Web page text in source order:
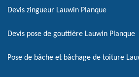
Devis zingueur Lauwin Planque
Devis pose de gouttière Lauwin Planque
Pose de bâche et bâchage de toiture